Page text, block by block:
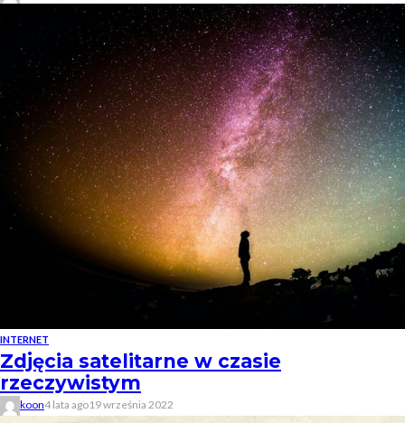
INTERNET
Zdjęcia satelitarne w czasie
rzeczywistym
koon4 lata ago19 września 2022